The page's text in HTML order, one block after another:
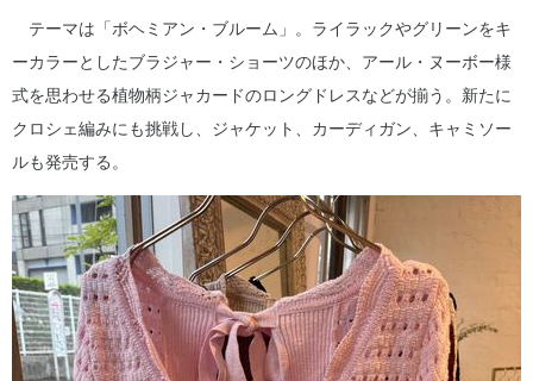
テーマは「ボヘミアン・ブルーム」。ライラックやグリーンをキ
ーカラーとしたブラジャー・ショーツのほか、アール・ヌーボー様
式を思わせる植物柄ジャカードのロングドレスなどが揃う。新たに
クロシェ編みにも挑戦し、ジャケット、カーディガン、キャミソー
ルも発売する。